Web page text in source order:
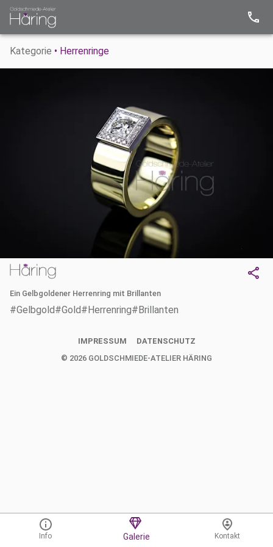
Kategorie • Herrenringe
Ein Gelbgoldener Herrenring mit Brillanten
#Gelbgold#Gold#Herrenring#Brillanten
IMPRESSUM
DATENSCHUTZ
© 2026 GOLDSCHMIEDE-ATELIER HÄRING
Info Galerie Kontakt